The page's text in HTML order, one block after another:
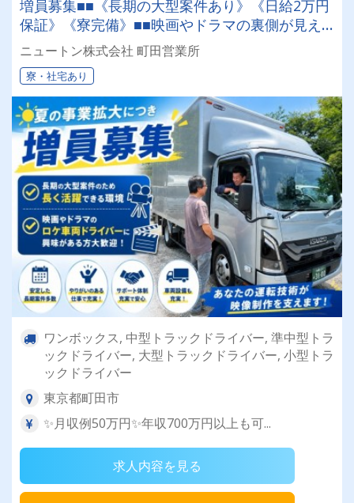
増員募集■■《長期の大型案件あり》《日給2万円
保証》《寮完備》■■映画やドラマの裏側が見え
る⁉注目のレア求人■■
ニュートン株式会社 町田営業所
寮・社宅あり
ワンボックス, 中型トラックドライバー, 準中型トラ
ックドライバー, 大型トラックドライバー, 小型トラ
ックドライバー
東京都町田市
✨月収例50万円✨年収700万円以上も可...
求人内容を見る